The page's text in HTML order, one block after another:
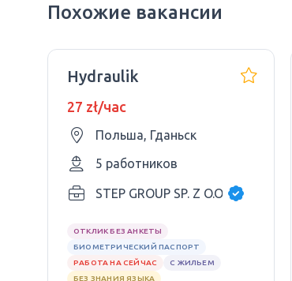
Похожие вакансии
Hydraulik
27 zł/час
Польша, Гданьск
5 работников
STEP GROUP SP. Z O.O.
ОТКЛИК БЕЗ АНКЕТЫ
БИОМЕТРИЧЕСКИЙ ПАСПОРТ
РАБОТА НА СЕЙЧАС
С ЖИЛЬЕМ
БЕЗ ЗНАНИЯ ЯЗЫКА